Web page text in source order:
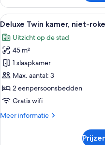
Twin
kamer,
niet-
(Palace
Side)
Alle
foto's
voor
Deluxe
Twin
kamer,
niet-
roken
Side)
4
Deluxe Twin kamer, niet-
Uitzicht op de stad
45 m²
1 slaapkamer
Max. aantal: 3
2 eenpersoonsbedden
Gratis wifi
Meer informatie
Meer